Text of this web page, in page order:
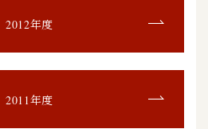
2012年度
2011年度